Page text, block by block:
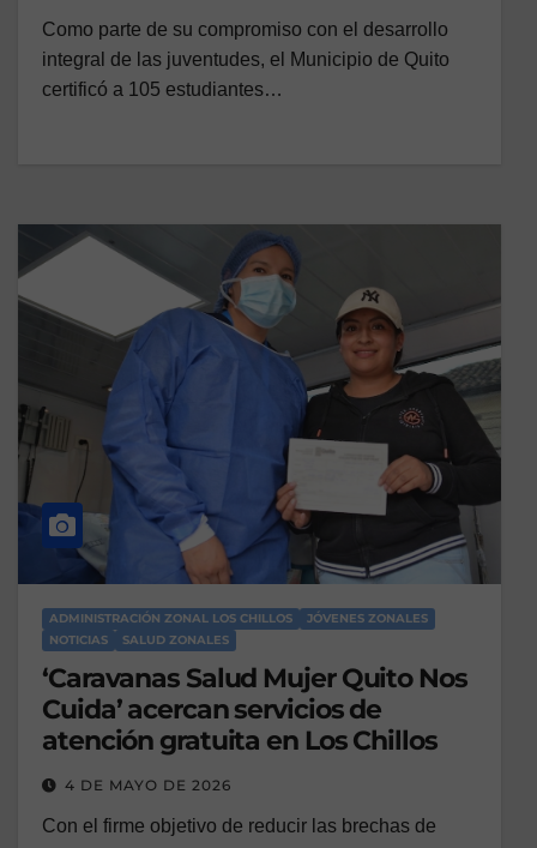
Como parte de su compromiso con el desarrollo
integral de las juventudes, el Municipio de Quito
certificó a 105 estudiantes…
ADMINISTRACIÓN ZONAL LOS CHILLOS
JÓVENES ZONALES
NOTICIAS
SALUD ZONALES
‘Caravanas Salud Mujer Quito Nos
Cuida’ acercan servicios de
atención gratuita en Los Chillos
4 DE MAYO DE 2026
Con el firme objetivo de reducir las brechas de